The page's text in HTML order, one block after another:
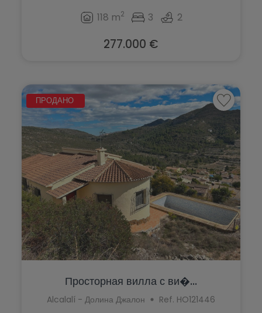
118 m2 3 2
277.000 €
ПРОДАНО
Просторная вилла с ви�...
Alcalalí - Долина Джалон Ref. HO121446